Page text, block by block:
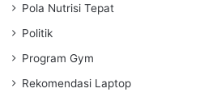
Pola Nutrisi Tepat
Politik
Program Gym
Rekomendasi Laptop